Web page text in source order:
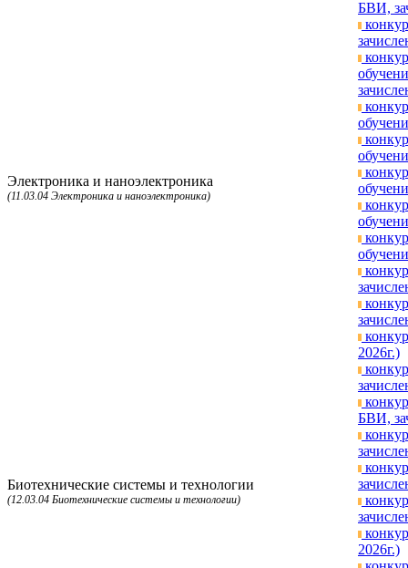
Электроника и наноэлектроника
(11.03.04 Электроника и наноэлектроника)
БВИ,
2026г.)
Биотехнические системы и технологии
(12.03.04 Биотехнические системы и технологии)
БВИ,
2026г.)